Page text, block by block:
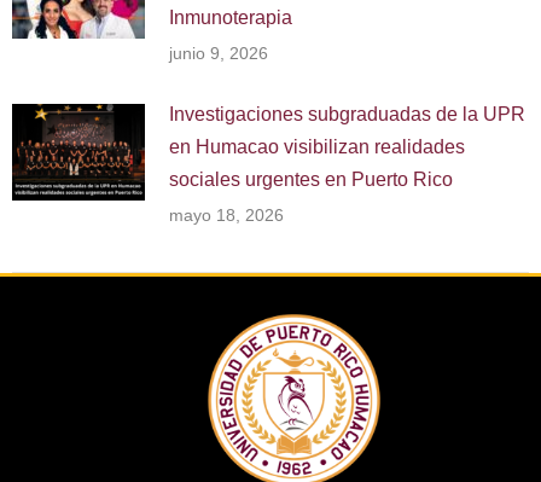
Inmunoterapia
junio 9, 2026
Investigaciones subgraduadas de la UPR
en Humacao visibilizan realidades
sociales urgentes en Puerto Rico
mayo 18, 2026